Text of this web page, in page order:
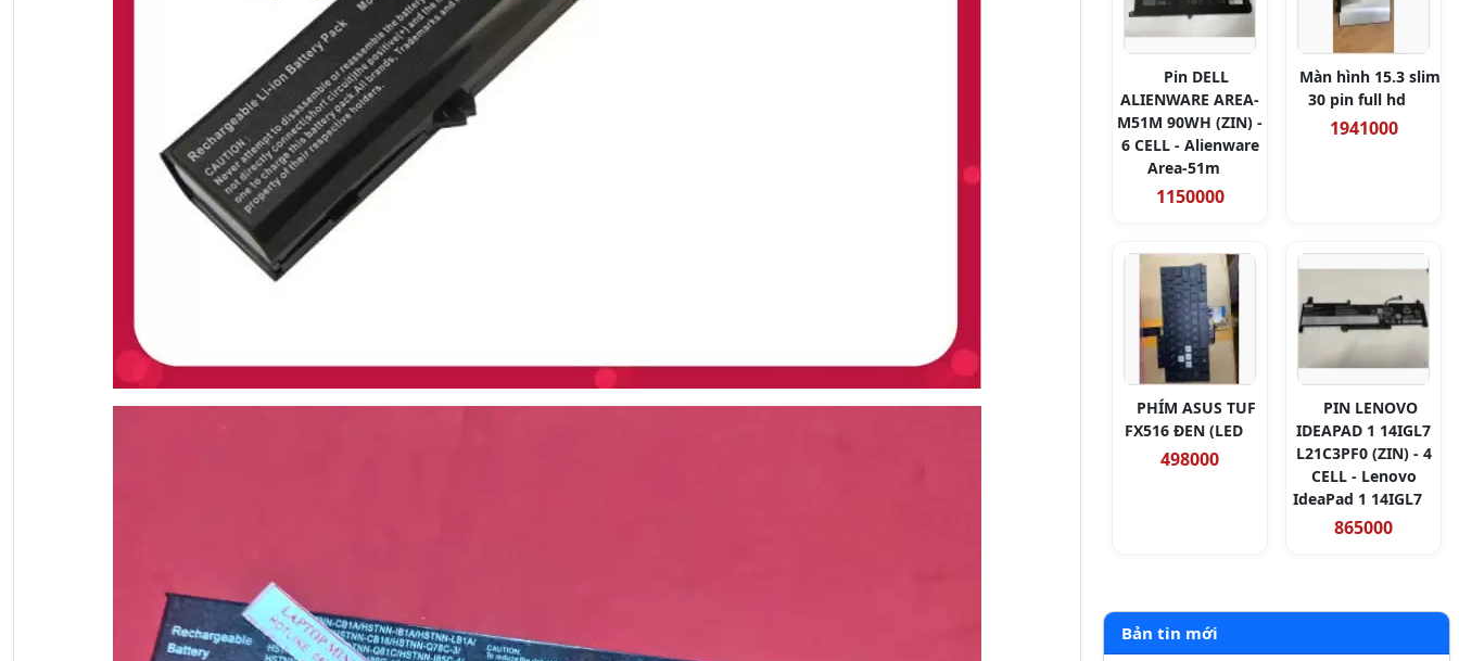
Pin DELL
ALIENWARE AREA-
M51M 90WH (ZIN) -
6 CELL - Alienware
Area-51m
1150000
Màn hình 15.3 slim
30 pin full hd
1941000
PHÍM ASUS TUF
FX516 ĐEN (LED
498000
PIN LENOVO
IDEAPAD 1 14IGL7
L21C3PF0 (ZIN) - 4
CELL - Lenovo
IdeaPad 1 14IGL7
865000
Bản tin mới